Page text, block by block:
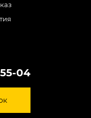
55-04